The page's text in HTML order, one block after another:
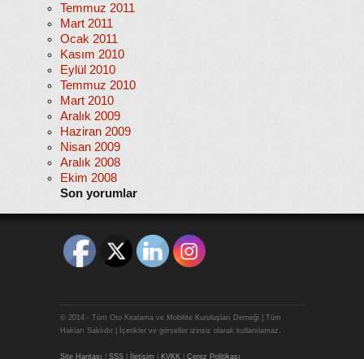
Temmuz 2011
Mart 2011
Ocak 2011
Kasım 2010
Eylül 2010
Temmuz 2010
Mart 2010
Aralık 2009
Haziran 2009
Nisan 2009
Aralık 2008
Ekim 2008
Son yorumlar
© 2014 - Tüm Oto Kiralama ve Mobilite Kuruluşları Derneği | Tüm
Hakları Saklıdır | İçerikler ve görseller izinsiz olarak kullanılamaz.
Site Haritası SSS İletişim KVKK Çerez Politikası